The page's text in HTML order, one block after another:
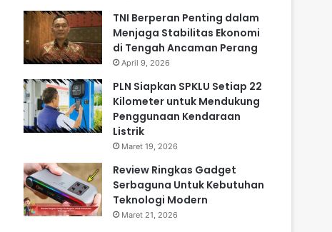
TNI Berperan Penting dalam
Menjaga Stabilitas Ekonomi
di Tengah Ancaman Perang
April 9, 2026
PLN Siapkan SPKLU Setiap 22
Kilometer untuk Mendukung
Penggunaan Kendaraan
Listrik
Maret 19, 2026
Review Ringkas Gadget
Serbaguna Untuk Kebutuhan
Teknologi Modern
Maret 21, 2026